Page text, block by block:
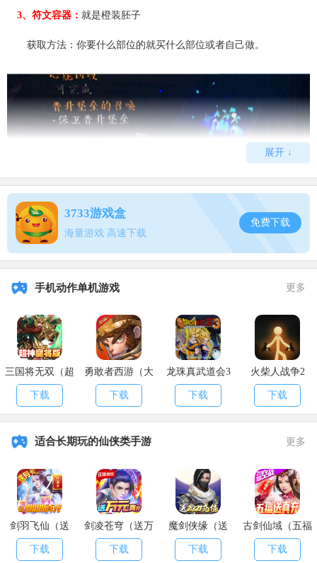
3、符文容器： 就是橙装胚子
获取方法：你要什么部位的就买什么部位或者自己做。
以上就是魔兽世界最后一片任务攻略
，更多魔兽世界精彩内容，
展开 ↓
3733游戏盒
海量游戏 高速下载
免费下载
手机动作单机游戏 更多
三国将无双（超
神魔将版）
下载
勇敢者西游（大
乱斗）
下载
龙珠真武道会3
下载
火柴人战争2
下载
适合长期玩的仙侠类手游 更多
剑羽飞仙（送
10000真充）
下载
剑凌苍穹（送万
元真充）
下载
魔剑侠缘（送
2021充值）
下载
古剑仙域（五福
送真充）
下载